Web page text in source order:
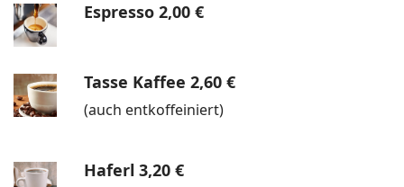
Espresso 2,00 €
Tasse Kaffee 2,60 €
(auch entkoffeiniert)
Haferl 3,20 €